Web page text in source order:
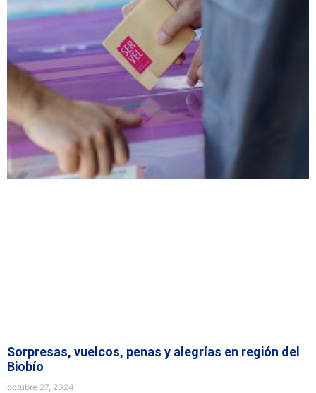
Sorpresas, vuelcos, penas y alegrías en región del
Biobío
octubre 27, 2024